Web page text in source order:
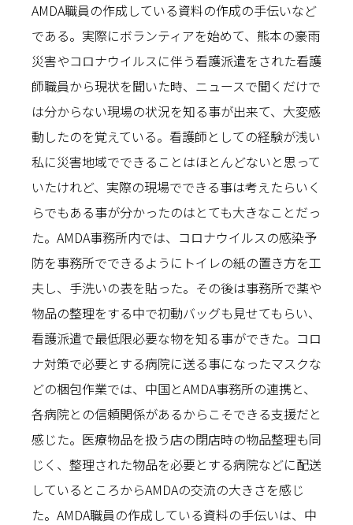
AMDA職員の作成している資料の作成の手伝いなど
である。実際にボランティアを始めて、熊本の豪雨
災害やコロナウイルスに伴う看護派遣をされた看護
師職員から現状を聞いた時、ニュースで聞くだけで
は分からない現場の状況を知る事が出来て、大変感
動したのを覚えている。看護師としての経験が浅い
私に災害地域でできることはほとんどないと思って
いたけれど、実際の現場でできる事は考えたらいく
らでもある事が分かったのはとても大きなことだっ
た。AMDA事務所内では、コロナウイルスの感染予
防を事務所でできるようにトイレの紙の置き方を工
夫し、手洗いの表を貼った。その後は事務所で薬や
物品の整理をする中で初動バッグも見せてもらい、
看護派遣で最低限必要な物を知る事ができた。コロ
ナ対策で必要とする病院に送る事になったマスクな
どの梱包作業では、中国とAMDA事務所の連携と、
各病院との信頼関係があるからこそできる支援だと
感じた。医療物品を扱う店の閉店時の物品整理も同
じく、整理された物品を必要とする病院などに配送
しているところからAMDAの交流の大きさを感じ
た。AMDA職員の作成している資料の手伝いは、中